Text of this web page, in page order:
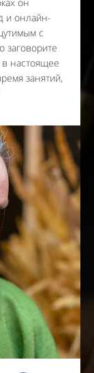
он
и онлайн-
с
заговорите
настоящее
занятий,